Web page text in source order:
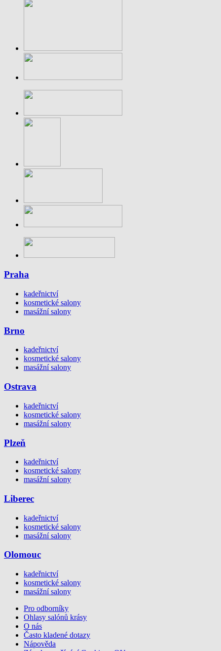
Praha
kadeřnictví
kosmetické salony
masážní salony
Brno
kadeřnictví
kosmetické salony
masážní salony
Ostrava
kadeřnictví
kosmetické salony
masážní salony
Plzeň
kadeřnictví
kosmetické salony
masážní salony
Liberec
kadeřnictví
kosmetické salony
masážní salony
Olomouc
kadeřnictví
kosmetické salony
masážní salony
Pro odborníky
Ohlasy salónů krásy
O nás
Často kladené dotazy
Nápověda